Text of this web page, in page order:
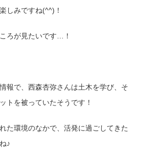
しみですね(^^)！
ろが見たいです…！
報で、西森杏弥さんは土木を学び、そ
トを被っていたそうです！
た環境のなかで、活発に過ごしてきた
♪